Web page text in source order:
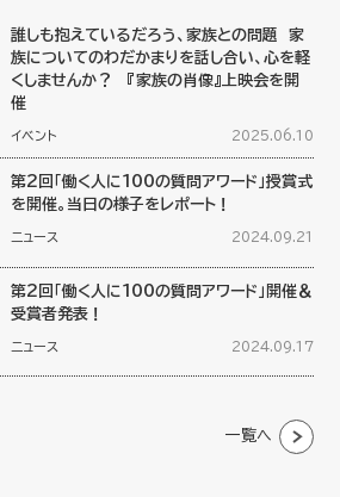
誰しも抱えているだろう、家族との問題 家
族についてのわだかまりを話し合い、心を軽
くしませんか？ 『家族の肖像』上映会を開
催
イベント 2025.06.10
第2回「働く人に100の質問アワード」授賞式
を開催。当日の様子をレポート！
ニュース 2024.09.21
第2回「働く人に100の質問アワード」開催＆
受賞者発表！
ニュース 2024.09.17
一覧へ